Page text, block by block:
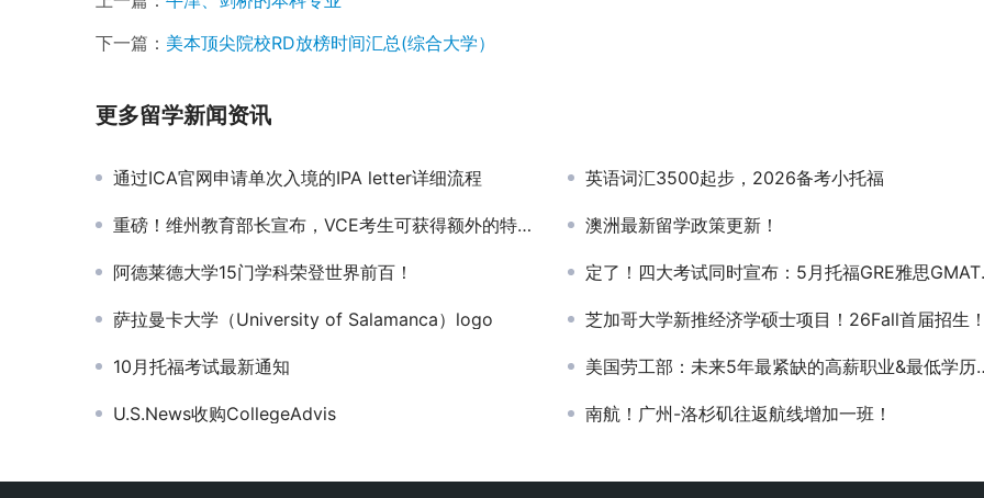
下一篇： 美本顶尖院校RD放榜时间汇总(综合大学）
更多留学新闻资讯
通过ICA官网申请单次入境的IPA letter详细流程 英语词汇3500起步，2026备考小托福
重磅！维州教育部长宣布，VCE考生可获得额外的特殊情况评估!! 澳洲最新留学政策更新！
阿德莱德大学15门学科荣登世界前百！ 定了！四大考试同时宣布：5月托福GRE雅思GMAT全取消！
萨拉曼卡大学（University of Salamanca）logo 芝加哥大学新推经济学硕士项目！26Fall首届招生
10月托福考试最新通知 美国劳工部：未来5年最紧缺的高薪职业&最低学历要求！
U.S.News收购CollegeAdvis 南航！广州-洛杉矶往返航线增加一班！